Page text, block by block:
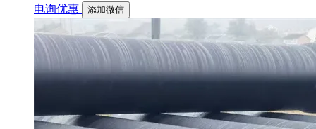
电询优惠
添加微信